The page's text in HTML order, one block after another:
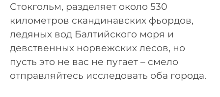
Стокгольм, разделяет около 530
километров скандинавских фьордов,
ледяных вод Балтийского моря и
девственных норвежских лесов, но
пусть это не вас не пугает – смело
отправляйтесь исследовать оба города.